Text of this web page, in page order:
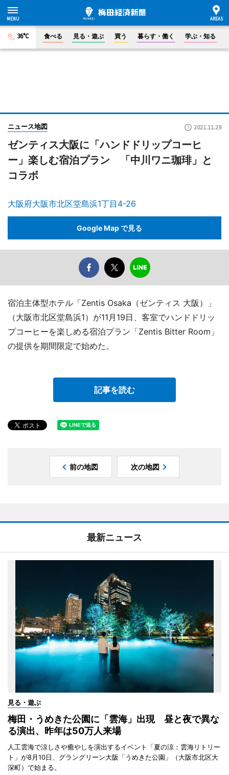
36°C 食べる 見る・遊ぶ 買う 暮らす・働く 学ぶ・知る
ニュース地図 2021.11.29
ゼンティス大阪に「ハンドドリップコーヒ
ー」楽しむ宿泊プラン 「中川ワニ珈琲」と
コラボ
大阪府大阪市北区堂島浜1丁目4-26
Google Map で見る
宿泊主体型ホテル「Zentis Osaka（ゼンティス 大阪）」
（大阪市北区堂島浜1）が11月19日、客室でハンドドリッ
プコーヒーを楽しめる宿泊プラン「Zentis Bitter Room」
の提供を期間限定で始めた。
記事を読む
前の地図 次の地図
最新ニュース
見る・遊ぶ
梅田・うめきた公園に「雲海」出現 昼と夜で異な
る演出、昨年は50万人来場
人工雲海で涼しさや癒やしを演出するイベント「夏の涼：雲海リトリー
ト」が8月10日、グラングリーン大阪「うめきた公園」（大阪市北区大
深町）で始まる。